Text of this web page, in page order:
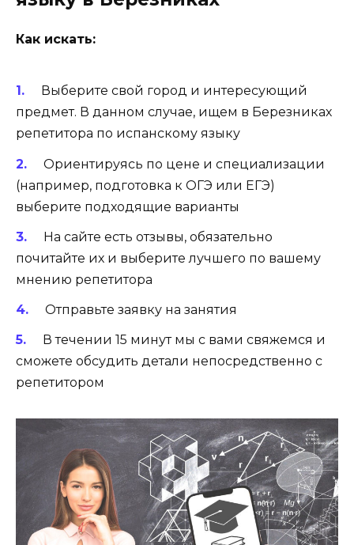
Как искать:
Выберите свой город и интересующий
предмет. В данном случае, ищем в Березниках
репетитора по испанскому языку
Ориентируясь по цене и специализации
(например, подготовка к ОГЭ или ЕГЭ)
выберите подходящие варианты
На сайте есть отзывы, обязательно
почитайте их и выберите лучшего по вашему
мнению репетитора
Отправьте заявку на занятия
В течении 15 минут мы с вами свяжемся и
сможете обсудить детали непосредственно с
репетитором